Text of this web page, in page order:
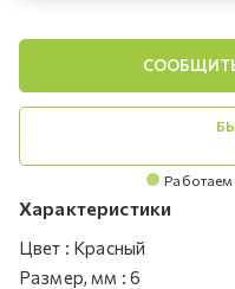
Работаем
Характеристики
Цвет : Красный
Размер, мм : 6